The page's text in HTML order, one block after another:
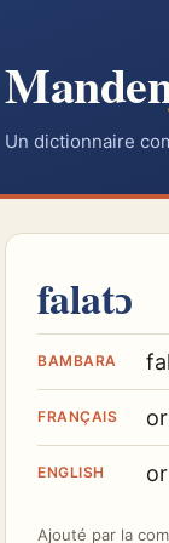
Un dictionnaire
falatɔ
BAMBARA
FRANÇAIS
ENGLISH
Ajouté par la